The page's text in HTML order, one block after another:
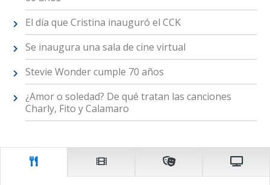
El día que Cristina inauguró el CCK
Se inaugura una sala de cine virtual
Stevie Wonder cumple 70 años
¿Amor o soledad? De qué tratan las canciones
Charly, Fito y Calamaro